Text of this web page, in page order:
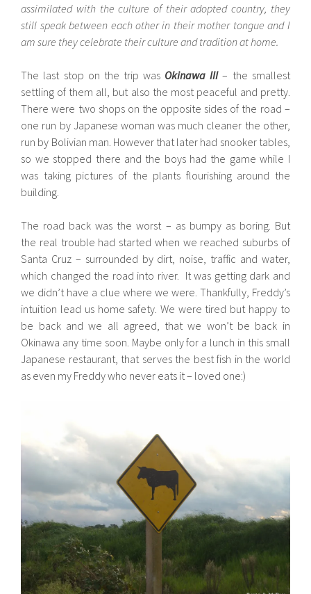
assimilated with the culture of their adopted country, they
still speak between each other in their mother tongue and I
am sure they celebrate their culture and tradition at home.
The last stop on the trip was Okinawa III– the smallest
settling of them all, but also the most peaceful and pretty.
There were two shops on the opposite sides of the road –
one run by Japanese woman was much cleaner the other,
run by Bolivian man. However that later had snooker tables,
so we stopped there and the boys had the game while I
was taking pictures of the plants flourishing around the
building.
The road back was the worst – as bumpy as boring. But
the real trouble had started when we reached suburbs of
Santa Cruz – surrounded by dirt, noise, traffic and water,
which changed the road into river. It was getting dark and
we didn’t have a clue where we were. Thankfully, Freddy’s
intuition lead us home safety. We were tired but happy to
be back and we all agreed, that we won’t be back in
Okinawa any time soon. Maybe only for a lunch in this small
Japanese restaurant, that serves the best fish in the world
as even my Freddy who never eats it – loved one:)